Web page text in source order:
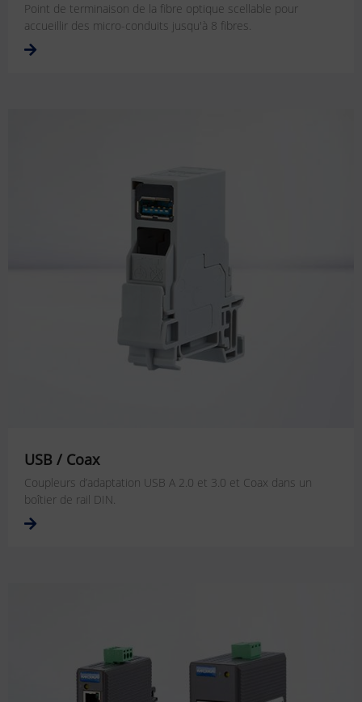
Point de terminaison de la fibre optique scellable pour
accueillir des micro-conduits jusqu'à 8 fibres.
USB / Coax
Coupleurs d’adaptation USB A 2.0 et 3.0 et Coax dans un
boîtier de rail DIN.